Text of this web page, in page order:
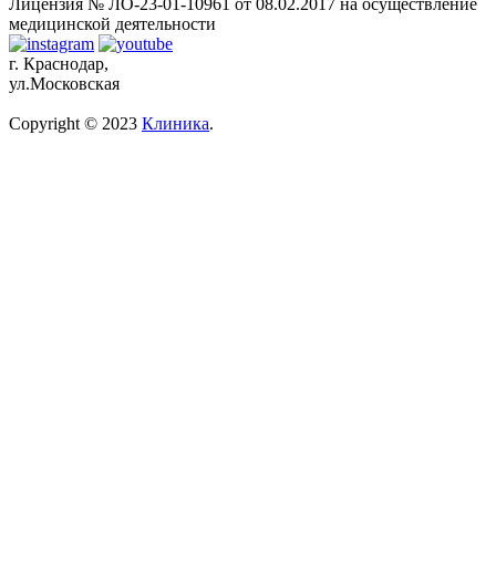
Лицензия № ЛО-23-01-10961 от 08.02.2017 на осуществление
медицинской деятельности
г. Краснодар,
ул.Московская
Copyright © 2023 Клиника.